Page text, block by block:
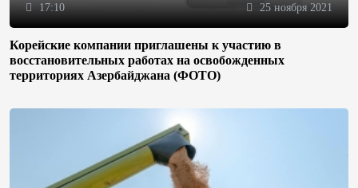
17:10 25 ноября 2021
Корейские компании приглашены к участию в
восстановительных работах на освобожденных
территориях Азербайджана (ФОТО)